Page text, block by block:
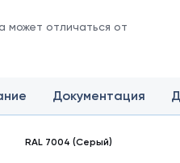
может отличаться от
Документация
RAL 7004 (Серый)